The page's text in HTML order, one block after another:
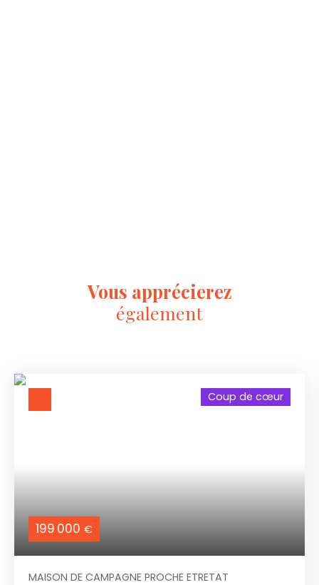
Vous apprécierez
également
199 000 €
Coup de cœur
MAISON DE CAMPAGNE PROCHE ETRETAT